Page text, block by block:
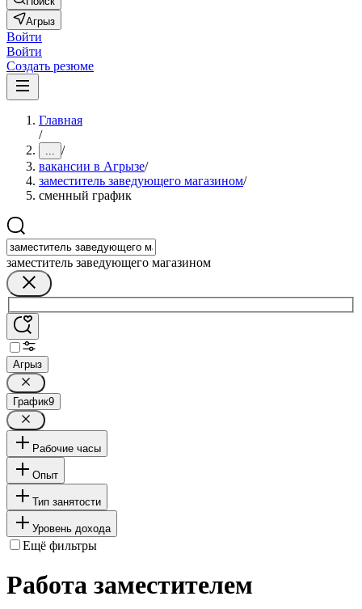
Агрыз
Войти
Войти
Создать резюме
Главная
/
... /
вакансии в Агрызе/
заместитель заведующего магазином/
сменный график
заместитель заведующего магазином
Агрыз
График9
Рабочие часы
Опыт
Тип занятости
Уровень дохода
Ещё фильтры
Работа заместителем